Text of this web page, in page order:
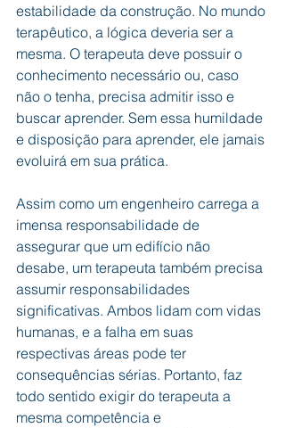
estabilidade da construção. No mundo
terapêutico, a lógica deveria ser a
mesma. O terapeuta deve possuir o
conhecimento necessário ou, caso
não o tenha, precisa admitir isso e
buscar aprender. Sem essa humildade
e disposição para aprender, ele jamais
evoluirá em sua prática.
Assim como um engenheiro carrega a
imensa responsabilidade de
assegurar que um edifício não
desabe, um terapeuta também precisa
assumir responsabilidades
significativas. Ambos lidam com vidas
humanas, e a falha em suas
respectivas áreas pode ter
consequências sérias. Portanto, faz
todo sentido exigir do terapeuta a
mesma competência e